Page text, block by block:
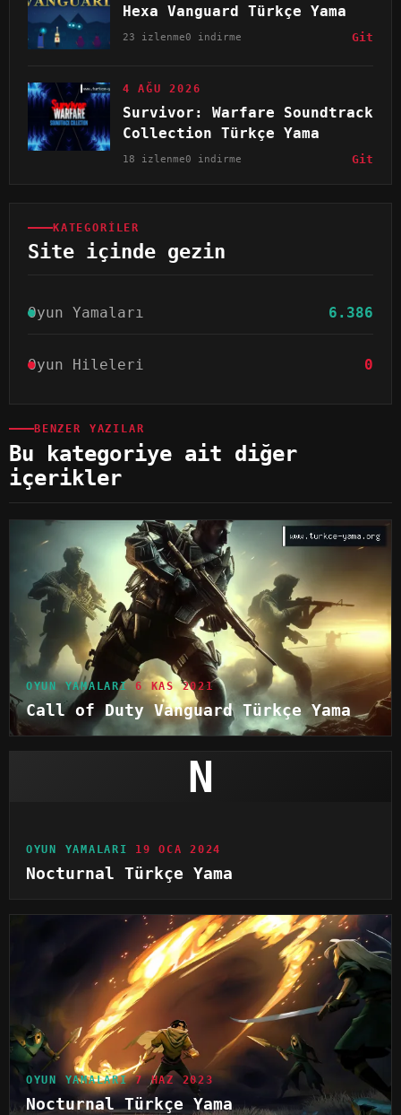
Hexa Vanguard Türkçe Yama
23 izlenme0 indirme Git
4 AĞU 2026
Survivor: Warfare Soundtrack
Collection Türkçe Yama
18 izlenme0 indirme Git
KATEGORILER
Site içinde gezin
Oyun Yamaları 6.386
Oyun Hileleri 0
BENZER YAZILAR
Bu kategoriye ait diğer
içerikler
OYUN YAMALARI 6 KAS 2021
Call of Duty Vanguard Türkçe Yama
N
OYUN YAMALARI 19 OCA 2024
Nocturnal Türkçe Yama
OYUN YAMALARI 7 HAZ 2023
Nocturnal Türkçe Yama